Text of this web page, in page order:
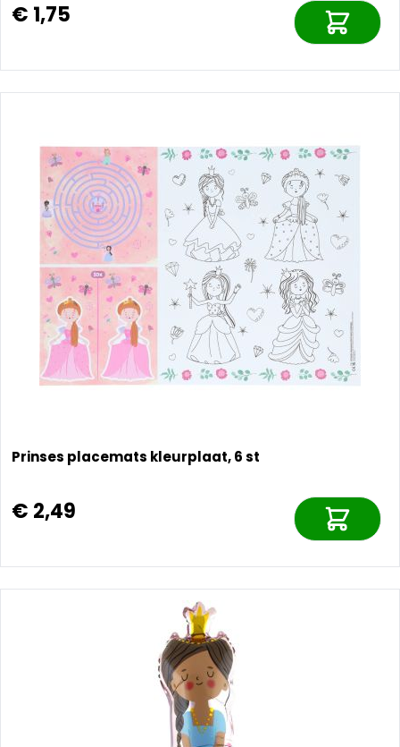
€ 1,75
Prinses placemats kleurplaat, 6 st
€ 2,49